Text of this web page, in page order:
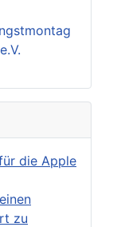
die Apple
zu